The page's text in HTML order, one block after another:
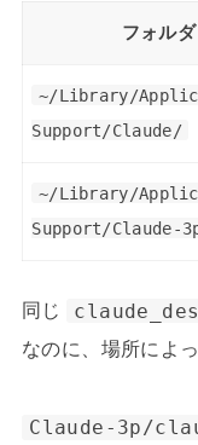
フォルダ
~/Library/
Support/Claude/
~/Library/
Support/Claude-
同じ
なのに、場所によ
Claude-3p/